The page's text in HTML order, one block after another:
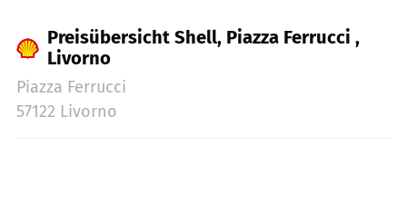
Preisübersicht Shell, Piazza Ferrucci ,
Livorno
Piazza Ferrucci
57122 Livorno